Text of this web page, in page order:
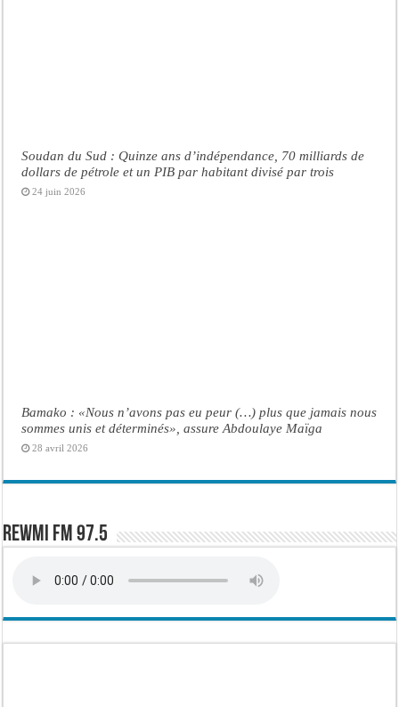
Soudan du Sud : Quinze ans d’indépendance, 70 milliards de
dollars de pétrole et un PIB par habitant divisé par trois
24 juin 2026
Bamako : «Nous n’avons pas eu peur (…) plus que jamais nous
sommes unis et déterminés», assure Abdoulaye Maïga
28 avril 2026
Rewmi FM 97.5